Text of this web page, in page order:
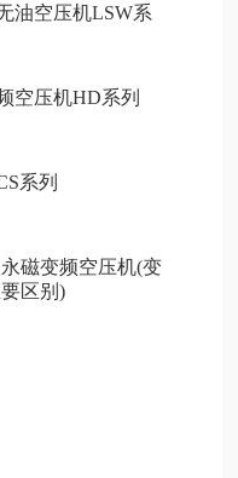
油空压机LSW系
空压机HD系列
系列
磁变频空压机(变
区别)